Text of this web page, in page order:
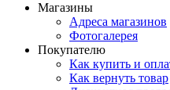
Магазины
Адреса магазинов
Фотогалерея
Покупателю
Как купить и
Как вернуть товар